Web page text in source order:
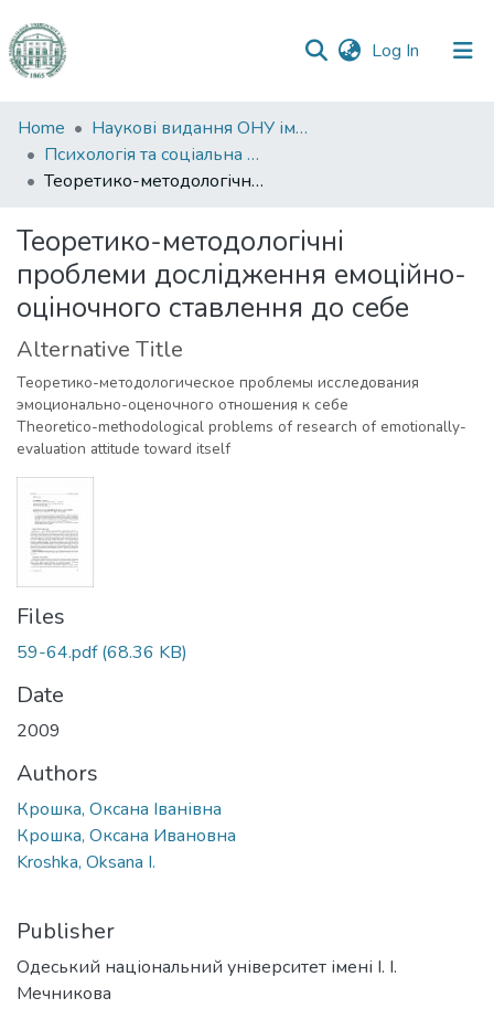
Log In (current)
Communities
&
Collections
Statistics
Home
Наукові видання ОНУ імені І. І. Мечникова
Психологія та соціальна робота
Теоретико-методологічні проблеми дослідження емоційно-оціночного ставлення до себе
Теоретико-методологічні
проблеми дослідження емоційно-
оціночного ставлення до себе
Alternative Title
Теоретико-методологическое проблемы исследования
эмоционально-оценочного отношения к себе
Theoretico-methodological problems of research of emotionally-
evaluation attitude toward itself
Files
59-64.pdf(68.36 KB)
Date
2009
Authors
Крошка, Оксана Іванівна
Крошка, Оксана Ивановна
Kroshka, Oksana I.
Publisher
Одеський національний університет імені І. І.
Мечникова